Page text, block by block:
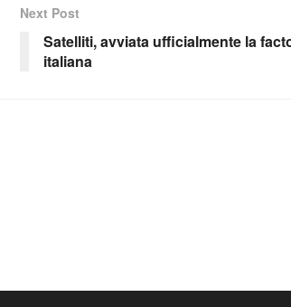
Next Post
Satelliti, avviata ufficialmente la
italiana